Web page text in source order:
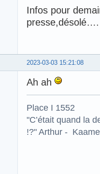
Infos pour
2023-03-03 15:21:08
Ah ah
Place I 1552
"C’était quand la
!?" Arthur -